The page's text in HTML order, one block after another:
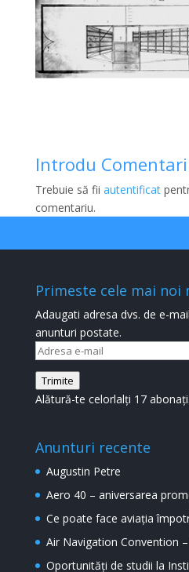
Introdu
Trebuie să fii autentificat
comentariu.
Primeste cele mai noi
Adaugati adresa dvs. de e-
anunturi postate.
Adresa
e-
mail
Trimite
Alătură-te celorlalți 17 abonați.
Anunturi recente
Augustin Petre
Aero 40 – aniversarea
Ce poate face aviația
Air Navigation Convention
Oportunități de studii la